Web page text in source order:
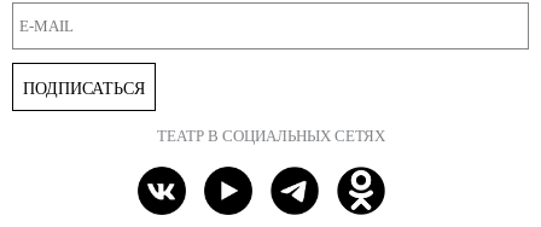
ПОДПИСАТЬСЯ
ТЕАТР В СОЦИАЛЬНЫХ СЕТЯХ